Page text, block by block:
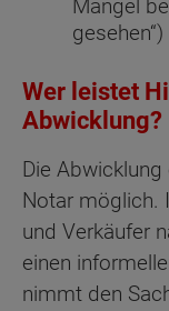
Mängel
gesehen“)
Wer leistet
Abwicklung?
Die
Notar möglich.
und Verkäufer
einen
nimmt den